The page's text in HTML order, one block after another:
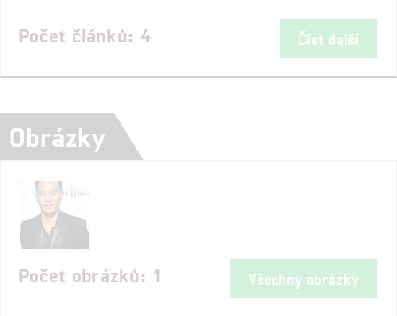
Počet článků: 4 Číst další
Obrázky
Počet obrázků: 1 Všechny obrázky